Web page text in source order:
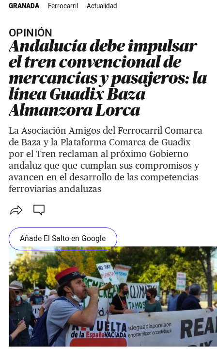
GRANADA Ferrocarril Actualidad
OPINIÓN
Andalucía debe impulsar
el tren convencional de
mercancías y pasajeros: la
línea Guadix Baza
Almanzora Lorca
La Asociación Amigos del Ferrocarril Comarca
de Baza y la Plataforma Comarca de Guadix
por el Tren reclaman al próximo Gobierno
andaluz que que cumplan sus compromisos y
avancen en el desarrollo de las competencias
ferroviarias andaluzas
Añade El Salto en Google